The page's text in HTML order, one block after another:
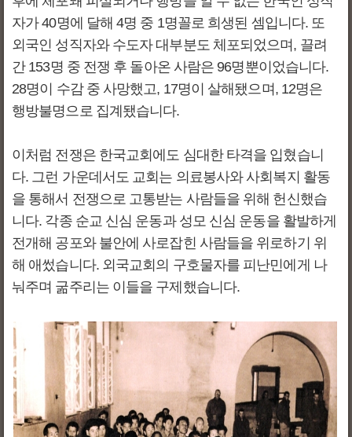
자가 40명에 달해 4명 중 1명꼴로 희생된 셈입니다. 또
외국인 성직자와 수도자 대부분도 체포되었으며, 끌려
간 153명 중 전쟁 후 돌아온 사람은 96명뿐이었습니다.
28명이 수감 중 사망했고, 17명이 살해됐으며, 12명은
행방불명으로 집계됐습니다.
이처럼 전쟁은 한국교회에도 심대한 타격을 입혔습니
다. 그런 가운데서도 교회는 의료봉사와 사회복지 활동
을 통해서 전쟁으로 고통받는 사람들을 위해 헌신했습
니다. 각종 순교 신심 운동과 성모 신심 운동을 활발하게
전개해 공포와 불안에 사로잡힌 사람들을 위로하기 위
해 애썼습니다. 외국교회의 구호물자를 피난민에게 나
눠주며 굶주리는 이들을 구제했습니다.